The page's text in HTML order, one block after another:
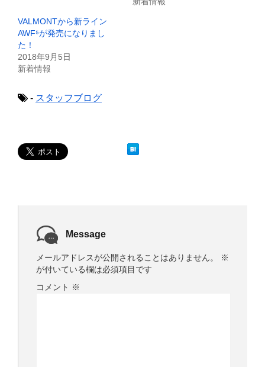
い
ウ
ィ
ド
ウ
で
開
す
し
て
く
さ
い
ウ
開
き
ま
VALMONTから新ライン
AWF⁵が発売になりまし
た！
2018年9月5日
新着情報
- スタッフブログ
Message
メールアドレスが公開されることはありません。
※
が付いている欄は必須項目です
コメント ※